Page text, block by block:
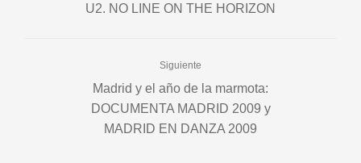
U2. NO LINE ON THE HORIZON
Siguiente
Madrid y el año de la marmota:
DOCUMENTA MADRID 2009 y
MADRID EN DANZA 2009